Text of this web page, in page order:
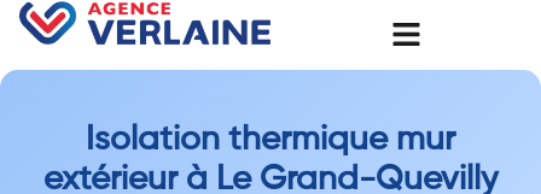
Isolation thermique mur
extérieur à Le Grand-Quevilly